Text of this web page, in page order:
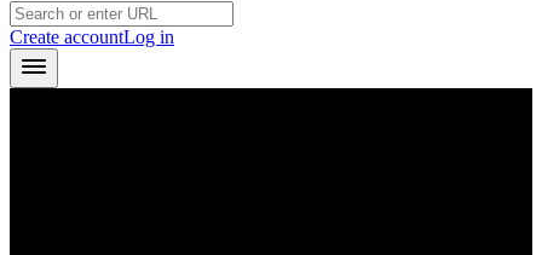
Create accountLog in